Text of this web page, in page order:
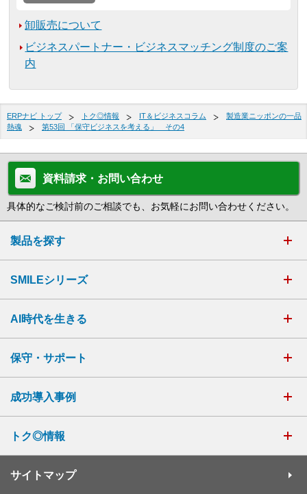
卸販売について
ビジネスパートナー・ビジネスマッチング制度のご案
内
ERPナビ トップ トク◎情報 IT＆ビジネスコラム
製造業ニッポンの一品
熱魂
第53回 「保守ビジネスを考える」 その4
資料請求・お問い合わせ
具体的なご検討前のご相談でも、お気軽にお問い合わせください。
製品を探す
SMILEシリーズ
AI時代を生きる
保守・サポート
成功導入事例
トク◎情報
サイトマップ